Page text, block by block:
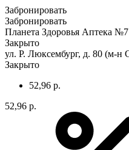
Забронировать
Забронировать
Планета Здоровья Аптека №7
Закрыто
ул. Р. Люксембург, д. 80 (м-н
Закрыто
52,96 р.
52,96 р.